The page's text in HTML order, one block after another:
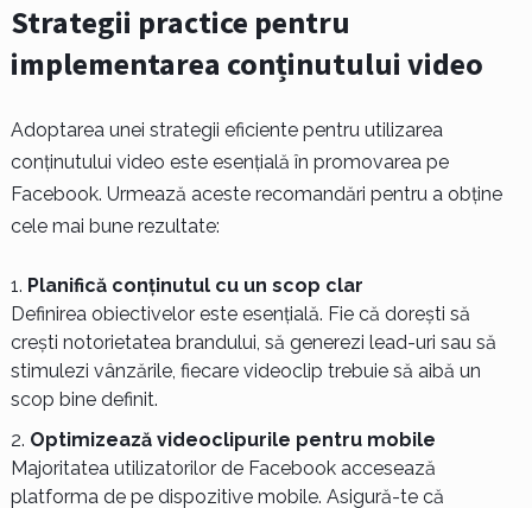
Strategii practice pentru
implementarea conținutului video
Adoptarea unei strategii eficiente pentru utilizarea
conținutului video este esențială în promovarea pe
Facebook. Urmează aceste recomandări pentru a obține
cele mai bune rezultate:
Planifică conținutul cu un scop clar
Definirea obiectivelor este esențială. Fie că dorești să
crești notorietatea brandului, să generezi lead-uri sau să
stimulezi vânzările, fiecare videoclip trebuie să aibă un
scop bine definit.
Optimizează videoclipurile pentru mobile
Majoritatea utilizatorilor de Facebook accesează
platforma de pe dispozitive mobile. Asigură-te că